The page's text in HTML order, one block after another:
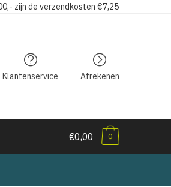
zijn de verzendkosten €7,25
Klantenservice Afrekenen
€0,00 0